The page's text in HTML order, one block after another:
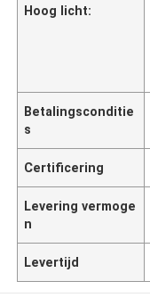
Hoog licht:
Betalingsconditie
s
Certificering
Levering vermoge
n
Levertijd